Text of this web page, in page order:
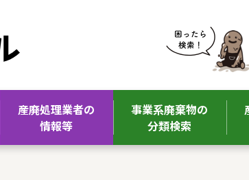
産廃処理業者の
情報等
事業系廃棄物の
分類検索